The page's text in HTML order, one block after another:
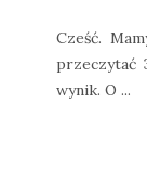
Cześć.
przeczytać
wynik. O ...